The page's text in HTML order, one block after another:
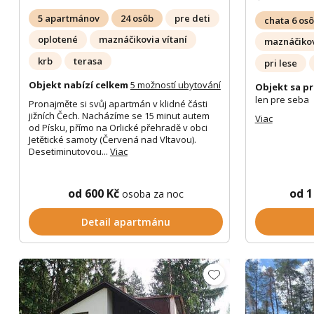
5 apartmánov 24 osôb
pre deti
oplotené
maznáčikovia vítaní
krb
terasa
Objekt nabízí celkem 5 možností ubytování
Pronajměte si svůj apartmán v klidné části
jižních Čech. Nacházíme se 15 minut autem
od Písku, přímo na Orlické přehradě v obci
Jetětické samoty (Červená nad Vltavou).
Desetiminutovou... Viac
od 600 Kč osoba za noc
Detail apartmánu
chata 6
pri lese
Objekt sa
len pre seba
Viac
od